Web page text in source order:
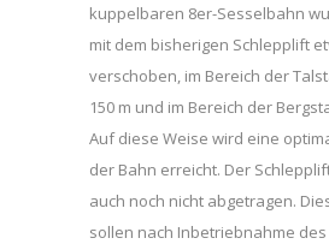
kuppelbaren 8er-Sesselbahn
mit dem bisherigen Schlepplift
verschoben, im Bereich der
150 m und im Bereich der
Auf diese Weise wird eine
der Bahn erreicht. Der
auch noch nicht abgetragen.
sollen nach Inbetriebnahme